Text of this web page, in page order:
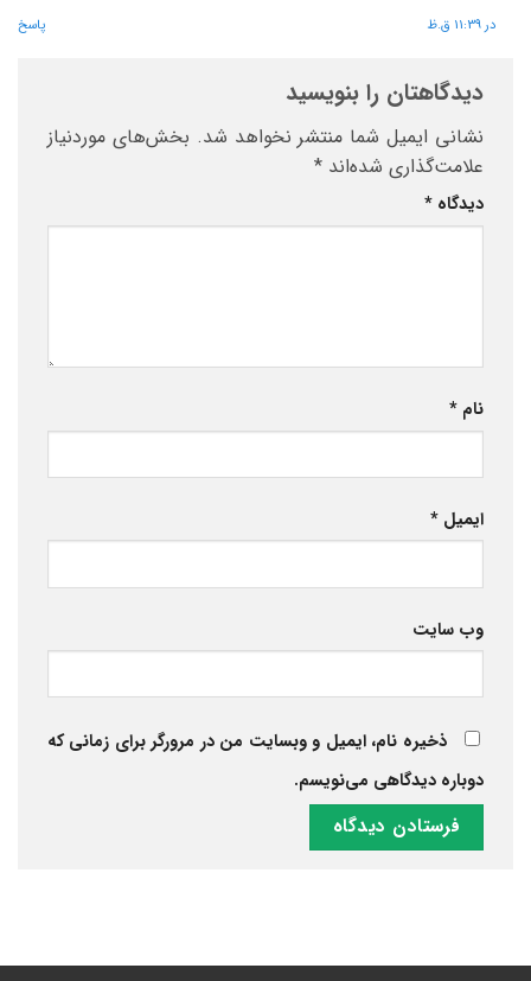
در 11:39 ق.ظ پاسخ
دیدگاهتان را بنویسید
نشانی ایمیل شما منتشر نخواهد شد. بخش‌های موردنیاز
علامت‌گذاری شده‌اند *
دیدگاه *
نام *
ایمیل *
وب‌ سایت
ذخیره نام، ایمیل و وبسایت من در مرورگر برای زمانی که
دوباره دیدگاهی می‌نویسم.